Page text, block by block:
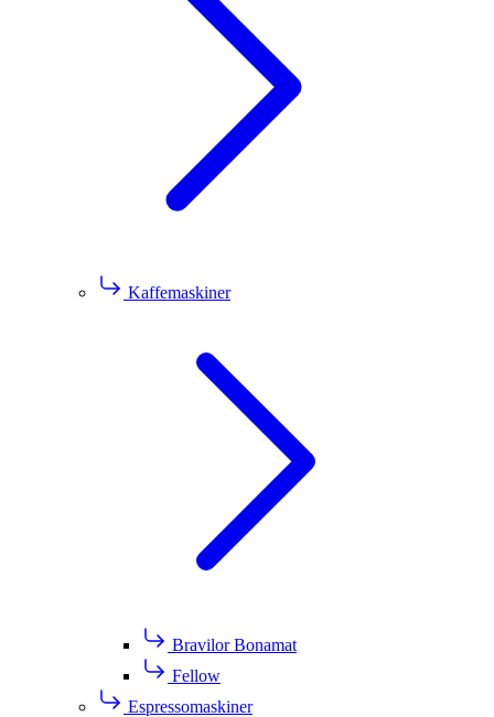
Kaffemaskiner
Bravilor Bonamat
Fellow
Espressomaskiner